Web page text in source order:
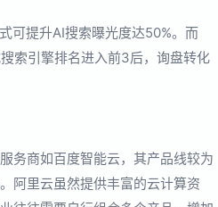
可提升AI搜索曝光度达50%。而
索引擎排名进入前3后，询盘转化
务商如百度智能云，其产品线较为
阿里云虽然提供丰富的云计算资